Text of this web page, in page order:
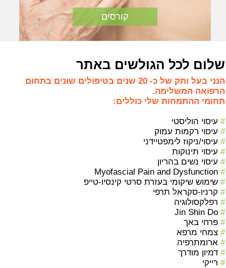
קורסים
שלום לכל הגולשים באתר
הנני בעל ותק של כ- 20 שנים בטיפולים שונים בתחום
הרפואה המשלימה.
תחומי ההתמחות שלי כוללים:
# עיסוי הוליסטי
# עיסוי רקמות עמוק
# עיסוי/ניקוז לימפטיידני
# עיסוי תינוקות
# עיסוי נשים בהריון
#
# שימוש שיקומי בעזרת סרטי קינסיו-טייפ
# קרניו-סקראל תרפי
# רפלקסולוגיה
#
Jin Shin Do
# פרחי באך
# צמחי מרפא
# ארומתרפיה
# דמיון מודרך
# רייקי